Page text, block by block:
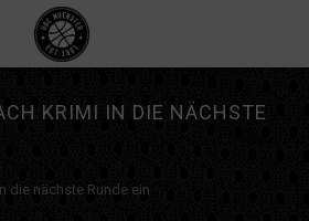
KRIMI IN DIE NÄCHSTE
die nächste Runde ein